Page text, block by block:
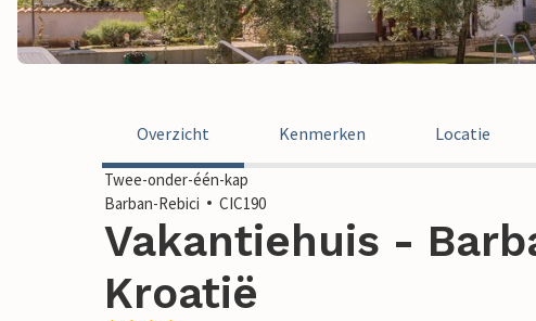
Overzicht Kenmerken Locatie
Twee-onder-één-kap
Barban-Rebici
CIC190
Vakantiehuis -
Kroatië